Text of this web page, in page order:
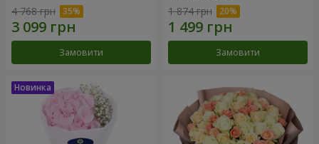
4 768 грн
Замовити
1 874 грн
Замовити